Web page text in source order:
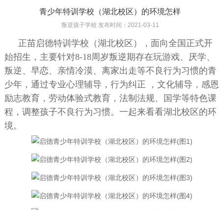
青少年特训学校（湖北校区）的环境怎样
叛逆孩子学校 发布时间：2021-03-11
正苗启德特训学校（湖北校区），面向全国正式开
始招生，主要针对8-18周岁叛逆期存在玩游戏、厌学、
叛逆、早恋、亲情冷漠、离家出走等不良行为习惯的青
少年，通过专业心理辅导，行为纠正 ，文化辅导，感恩
励志教育，劳动体验式教育，法制法规、国学等特色课
程，调整孩子不良行为习惯。一起来看看湖北校区的环
境。